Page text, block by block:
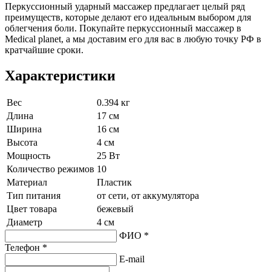
Перкуссионный ударный массажер предлагает целый ряд
преимуществ, которые делают его идеальным выбором для
облегчения боли. Покупайте перкуссионный массажер в
Medical planet, а мы доставим его для вас в любую точку РФ в
кратчайшие сроки.
Характеристики
Вес
0.394 кг
Длина
17 см
Ширина
16 см
Высота
4 см
Мощность
25 Вт
Количество режимов 10
Материал
Пластик
Тип питания
от сети, от аккумулятора
Цвет товара
бежевый
Диаметр
4 см
ФИО *
Телефон *
E-mail